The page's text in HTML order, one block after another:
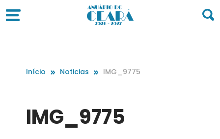
Início Noticias IMG_9775
IMG_9775